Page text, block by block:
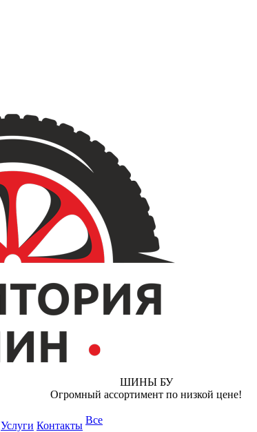
ШИНЫ БУ
Огромный ассортимент по низкой цене!
Услуги Контакты Все